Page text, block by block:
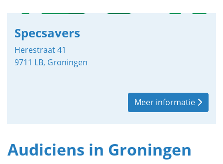
Specsavers
Herestraat 41
9711 LB, Groningen
Meer informatie
Audiciens in Groningen